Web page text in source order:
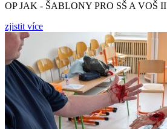
OP JAK - ŠABLONY PRO SŠ A VOŠ II
zjistit více